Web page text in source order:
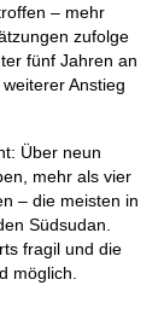
– mehr
zufolge
fünf Jahren an
Anstieg
Über neun
mehr als vier
– die meisten in
Südsudan.
fragil und die
möglich.